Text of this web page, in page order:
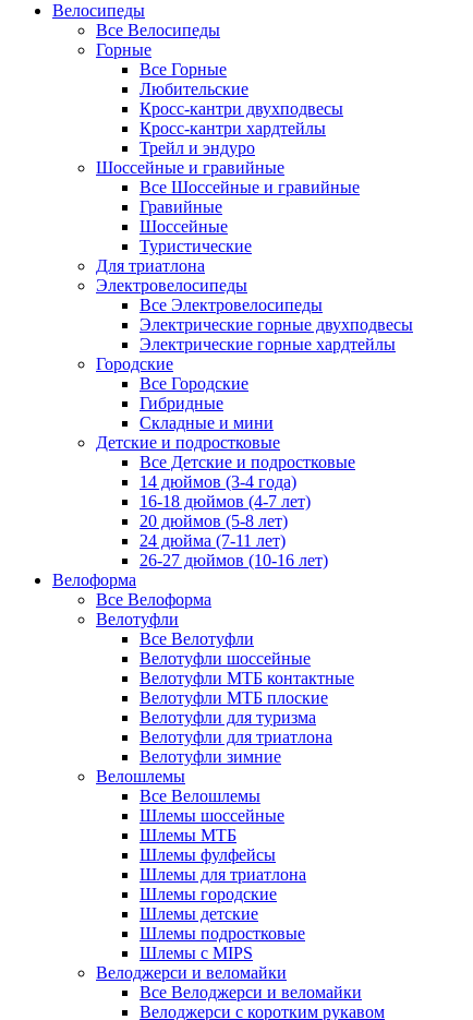
Велосипеды
Все Велосипеды
Горные
Все Горные
Любительские
Кросс-кантри двухподвесы
Кросс-кантри хардтейлы
Трейл и эндуро
Шоссейные и гравийные
Все Шоссейные и гравийные
Гравийные
Шоссейные
Туристические
Для триатлона
Электровелосипеды
Все Электровелосипеды
Электрические горные двухподвесы
Электрические горные хардтейлы
Городские
Все Городские
Гибридные
Складные и мини
Детские и подростковые
Все Детские и подростковые
14 дюймов (3-4 года)
16-18 дюймов (4-7 лет)
20 дюймов (5-8 лет)
24 дюйма (7-11 лет)
26-27 дюймов (10-16 лет)
Велоформа
Все Велоформа
Велотуфли
Все Велотуфли
Велотуфли шоссейные
Велотуфли МТБ контактные
Велотуфли МТБ плоские
Велотуфли для туризма
Велотуфли для триатлона
Велотуфли зимние
Велошлемы
Все Велошлемы
Шлемы шоссейные
Шлемы МТБ
Шлемы фулфейсы
Шлемы для триатлона
Шлемы городские
Шлемы детские
Шлемы подростковые
Шлемы с MIPS
Велоджерси и веломайки
Все Велоджерси и веломайки
Велоджерси с коротким рукавом